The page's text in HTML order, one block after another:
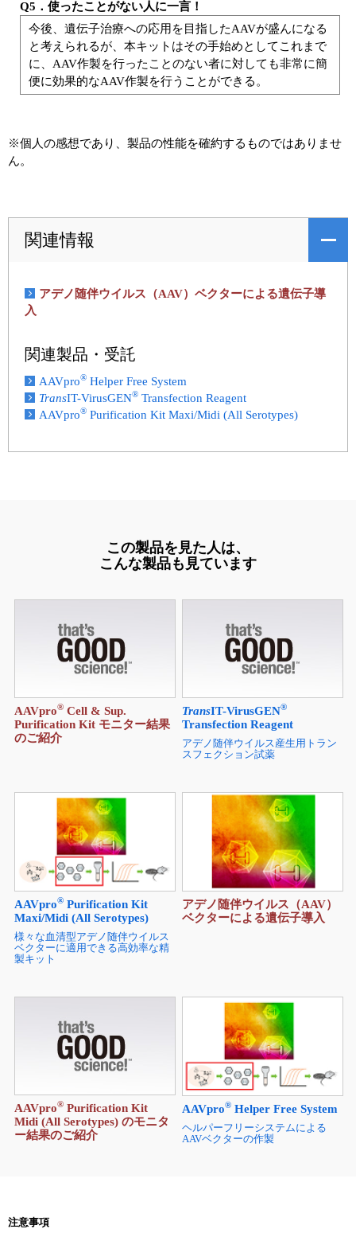
Q5．使ったことがない人に一言！
今後、遺伝子治療への応用を目指したAAVが盛んになる
と考えられるが、本キットはその手始めとしてこれまで
に、AAV作製を行ったことのない者に対しても非常に簡
便に効果的なAAV作製を行うことができる。
※個人の感想であり、製品の性能を確約するものではありませ
ん。
関連情報
アデノ随伴ウイルス（AAV）ベクターによる遺伝子導
入
関連製品・受託
AAVpro® Helper Free System
TransIT-VirusGEN® Transfection Reagent
AAVpro® Purification Kit Maxi/Midi (All Serotypes)
この製品を見た人は、
こんな製品も見ています
AAVpro®Cell & Sup.
Purification Kit モニター結果
のご紹介
TransIT-VirusGEN®
Transfection Reagent
アデノ随伴ウイルス産生用トラン
スフェクション試薬
AAVpro®Purification Kit
Maxi/Midi (All Serotypes)
様々な血清型アデノ随伴ウイルス
ベクターに適用できる高効率な精
製キット
アデノ随伴ウイルス（AAV）
ベクターによる遺伝子導入
AAVpro®Purification Kit
Midi (All Serotypes) のモニタ
ー結果のご紹介
AAVpro® Helper Free System
ヘルパーフリーシステムによる
AAVベクターの作製
注意事項